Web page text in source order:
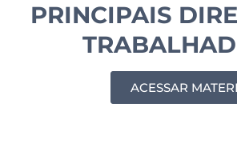
PRINCIPAIS
ACESSAR